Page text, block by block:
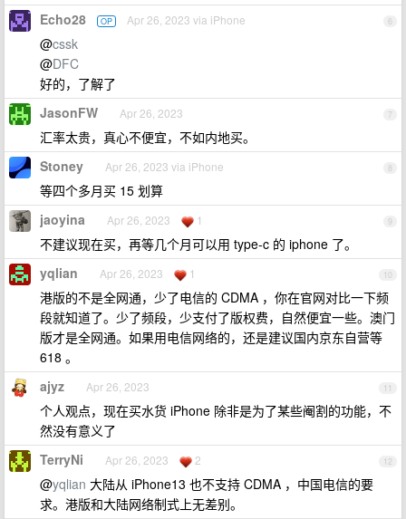
6
Echo28 OP Apr 26, 2023 via iPhone
@cssk
@DFC
好的，了解了
7
JasonFW Apr 26, 2023
汇率太贵，真心不便宜，不如内地买。
8
Stoney Apr 26, 2023 via iPhone
等四个多月买 15 划算
9
jaoyina Apr 26, 2023 1
不建议现在买，再等几个月可以用 type-c 的 iphone 了。
10
yqlian Apr 26, 2023 1
港版的不是全网通，少了电信的 CDMA ，你在官网对比一下频
段就知道了。少了频段，少支付了版权费，自然便宜一些。澳门
版才是全网通。如果用电信网络的，还是建议国内京东自营等
618 。
11
ajyz Apr 26, 2023
个人观点，现在买水货 iPhone 除非是为了某些阉割的功能，不
然没有意义了
12
TerryNi Apr 26, 2023 2
@yqlian 大陆从 iPhone13 也不支持 CDMA ，中国电信的要
求。港版和大陆网络制式上无差别。